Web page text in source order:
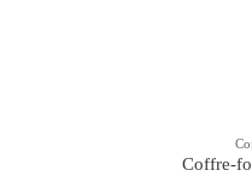
Coffre-